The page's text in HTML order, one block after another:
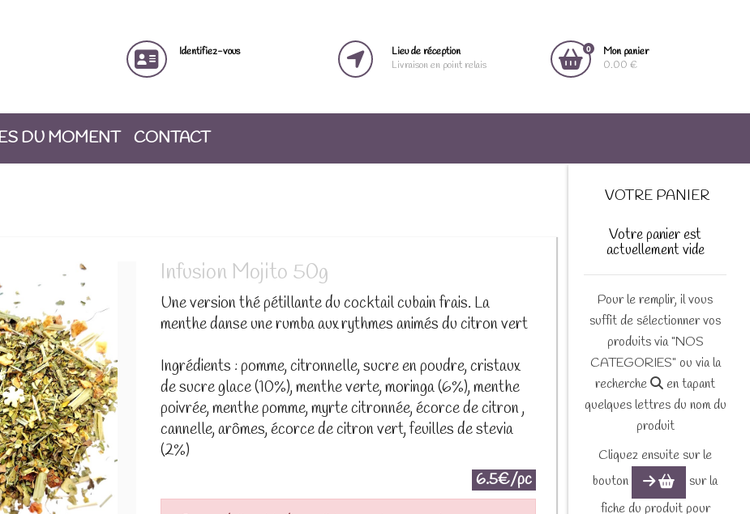
Identifiez-vous
Lieu de réception
Livraison en point relais
0
Mon panier
0.00 €
DU MOMENT CONTACT
Infusion Mojito 50g
Une version thé pétillante du cocktail cubain frais. La
menthe danse une rumba aux rythmes animés du citron vert
Ingrédients : pomme, citronnelle, sucre en poudre, cristaux
de sucre glace (10%), menthe verte, moringa (6%), menthe
poivrée, menthe pomme, myrte citronnée, écorce de citron ,
cannelle, arômes, écorce de citron vert, feuilles de stevia
(2%)
6.5€/pc
VOTRE PANIER
Votre panier est
actuellement vide
Pour le remplir, il vous
suffit de sélectionner vos
produits via "NOS
CATEGORIES" ou via la
recherche
en tapant
quelques lettres du nom du
produit
Cliquez ensuite sur le
bouton
sur la
fiche du produit pour